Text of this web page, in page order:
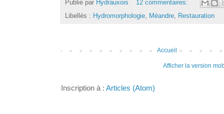
Publié par Hydrauxois
12 commentaires:
Libellés : Hydromorphologie Méandre Restauration
Accueil
Afficher la version
Inscription à : Articles (Atom)